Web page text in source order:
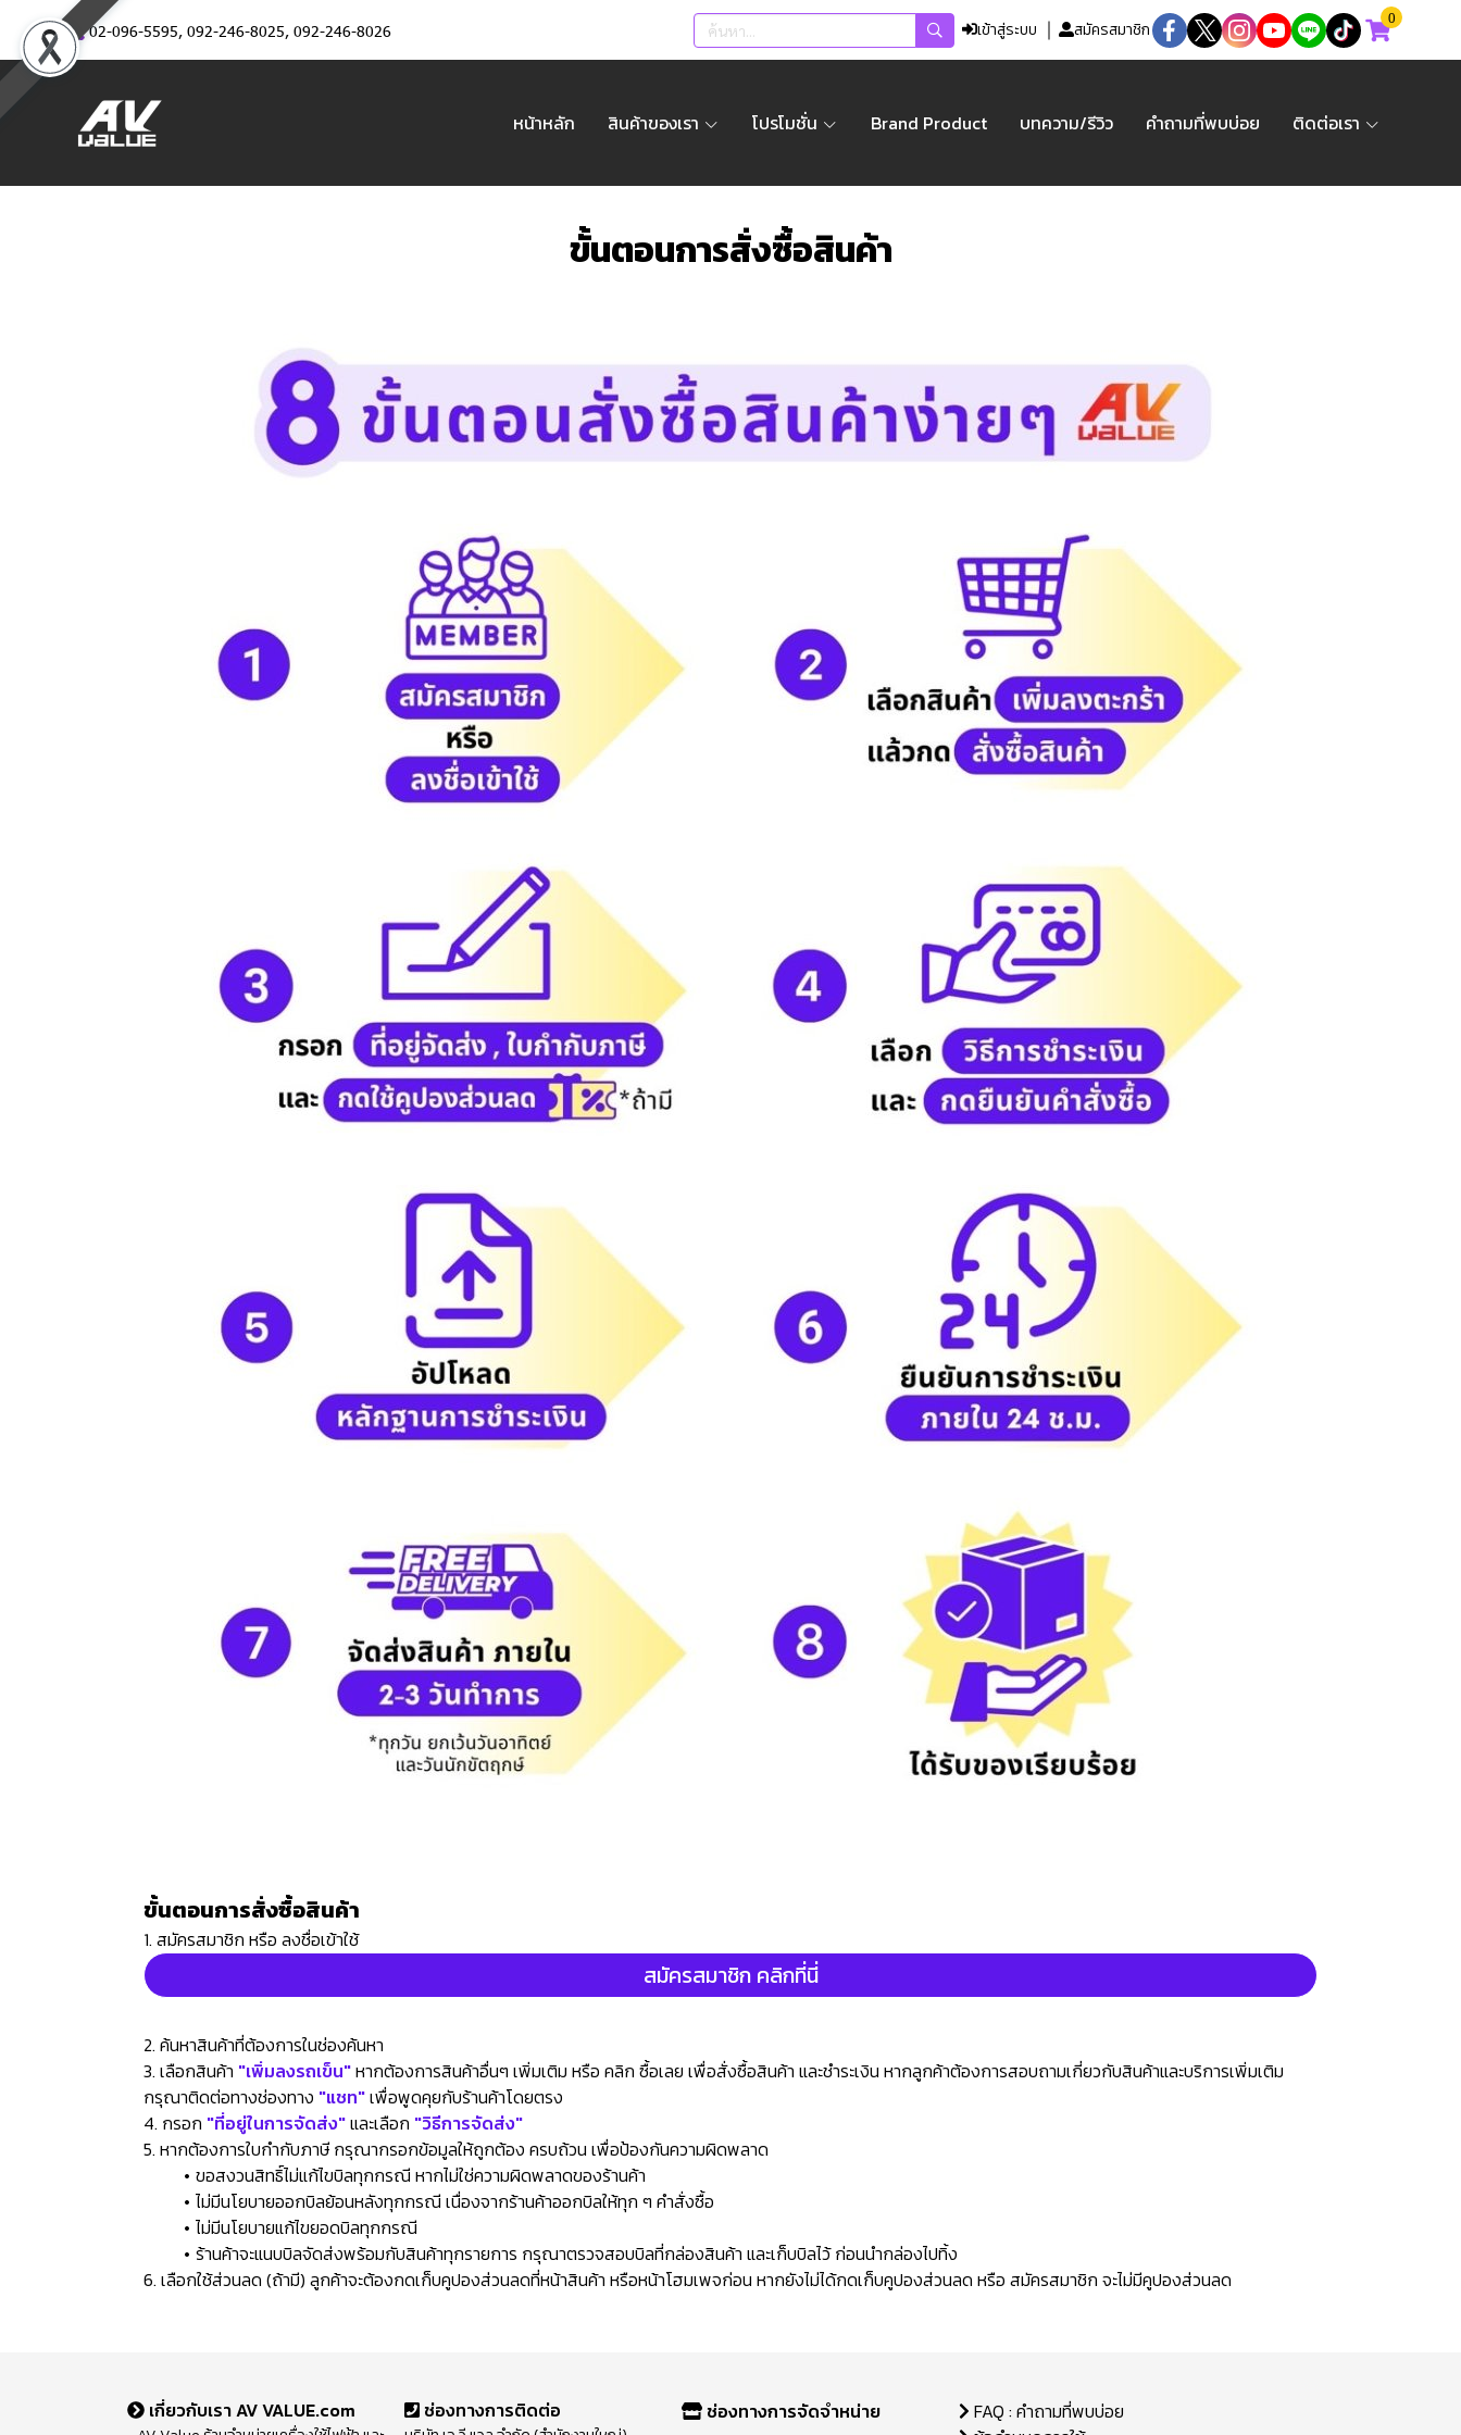
02-096-5595, 092-246-8025, 092-246-8026 เข้าสู่ระบบ สมัครสมาชิก
0
หน้าหลัก สินค้าของเรา โปรโมชั่น Brand Product บทความ/รีวิว คำถามที่พบบ่อย ติดต่อเรา
ขั้นตอนการสั่งซื้อสินค้า
ขั้นตอนการสั่งซื้อสินค้า
1. สมัครสมาชิก หรือ ลงชื่อเข้าใช้
สมัครสมาชิก คลิกที่นี่
2. ค้นหาสินค้าที่ต้องการในช่องค้นหา
3. เลือกสินค้า "เพิ่มลงรถเข็น"หากต้องการสินค้าอื่นๆ เพิ่มเติม หรือ คลิก ซื้อเลย เพื่อสั่งซื้อสินค้า และชำระเงิน หากลูกค้าต้องการสอบถามเกี่ยวกับสินค้าและบริการเพิ่มเติม
กรุณาติดต่อทางช่องทาง "แชท"เพื่อพูดคุยกับร้านค้าโดยตรง
4. กรอก "ที่อยู่ในการจัดส่ง"และเลือก "วิธีการจัดส่ง"
5. หากต้องการใบกำกับภาษี กรุณากรอกข้อมูลให้ถูกต้อง ครบถ้วน เพื่อป้องกันความผิดพลาด
ขอสงวนสิทธิ์ไม่แก้ไขบิลทุกกรณี หากไม่ใช่ความผิดพลาดของร้านค้า
ไม่มีนโยบายออกบิลย้อนหลังทุกกรณี เนื่องจากร้านค้าออกบิลให้ทุก ๆ คำสั่งซื้อ
ไม่มีนโยบายแก้ไขยอดบิลทุกกรณี
ร้านค้าจะแนบบิลจัดส่งพร้อมกับสินค้าทุกรายการ กรุณาตรวจสอบบิลที่กล่องสินค้า และเก็บบิลไว้ ก่อนนำกล่องไปทิ้ง
6. เลือกใช้ส่วนลด (ถ้ามี) ลูกค้าจะต้องกดเก็บคูปองส่วนลดที่หน้าสินค้า หรือหน้าโฮมเพจก่อน หากยังไม่ได้กดเก็บคูปองส่วนลด หรือ สมัครสมาชิก จะไม่มีคูปองส่วนลด
เกี่ยวกับเรา AV VALUE.com ช่องทางการติดต่อ ช่องทางการจัดจำหน่าย
FAQ : คำถามที่พบบ่อย